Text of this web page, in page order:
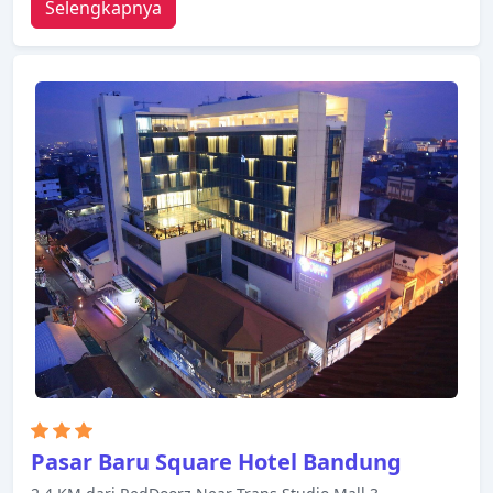
Fasilitas-fasilitas seperti layanan kamar 24 jam, WiFi
gratis di semua kamar, layanan taksi, Wi-fi di
tempat umum, tempat parkir mobil tersedia untuk
Anda nikmati. Setiap kamar didesain dengan
elegan dan dilengkapi dengan fasilitas yang
berguna. Akses ke pusat kebugaran, kolam renang
luar ruangan, spa, pijat, kolam renang anak di
properti ini akan meningkatkan kepuasan
menginap Anda. Kemudahan dan kenyamanan
membuat Hotel Santika Bandung menjadi pilihan
yang sempurna sebagai tempat menginap Anda di
Bandung.
Selengkapnya
Pasar Baru Square Hotel Bandung